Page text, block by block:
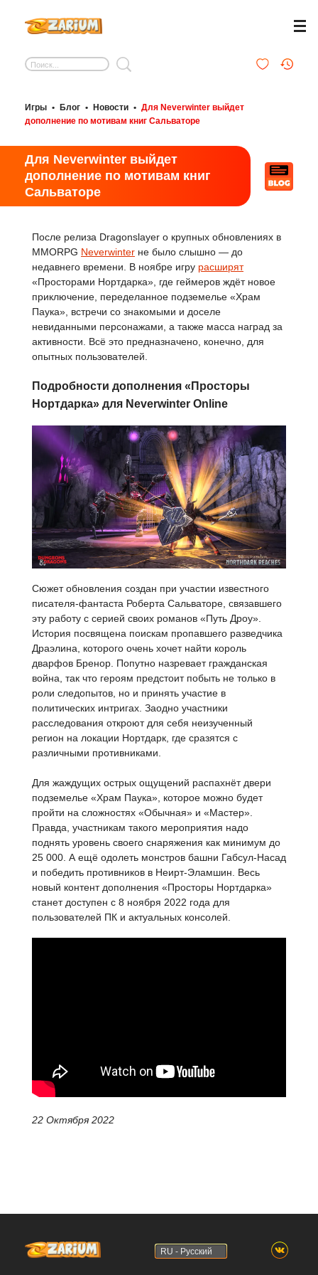
Игры • Блог • Новости • Для Neverwinter выйдет
дополнение по мотивам книг Сальваторе
Для Neverwinter выйдет
дополнение по мотивам книг
Сальваторе
После релиза Dragonslayer о крупных обновлениях в
MMORPG Neverwinter не было слышно — до
недавнего времени. В ноябре игру расширят
«Просторами Нортдарка», где геймеров ждёт новое
приключение, переделанное подземелье «Храм
Паука», встречи со знакомыми и доселе
невиданными персонажами, а также масса наград за
активности. Всё это предназначено, конечно, для
опытных пользователей.
Подробности дополнения «Просторы
Нортдарка» для Neverwinter Online
Сюжет обновления создан при участии известного
писателя-фантаста Роберта Сальваторе, связавшего
эту работу с серией своих романов «Путь Дроу».
История посвящена поискам пропавшего разведчика
Драэлина, которого очень хочет найти король
дварфов Бренор. Попутно назревает гражданская
война, так что героям предстоит побыть не только в
роли следопытов, но и принять участие в
политических интригах. Заодно участники
расследования откроют для себя неизученный
регион на локации Нортдарк, где сразятся с
различными противниками.
Для жаждущих острых ощущений распахнёт двери
подземелье «Храм Паука», которое можно будет
пройти на сложностях «Обычная» и «Мастер».
Правда, участникам такого мероприятия надо
поднять уровень своего снаряжения как минимум до
25 000. А ещё одолеть монстров башни Габсул-Насад
и победить противников в Неирт-Эламшин. Весь
новый контент дополнения «Просторы Нортдарка»
станет доступен с 8 ноября 2022 года для
пользователей ПК и актуальных консолей.
22 Октября 2022
RU - Русский